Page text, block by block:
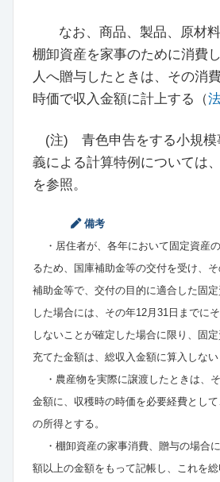
なお、商品、製品、原材
棚卸資産を家事のために消費
人へ贈与したときは、その消
時価で収入金額に計上する（
(注) 青色申告をする小規模
義による計算特例については
を参照。
備考
居住者が、各年において固定資産
るため、国庫補助金等の交付を受け、
補助金等で、交付の目的に適合した固
した場合には、その年12月31日までに
しないことが確定した場合に限り、固
充てた金額は、総収入金額に算入しない
農産物を実際に譲渡したときは、
金額に、収穫時の時価を必要経費とし
の所得とする。
棚卸資産の家事消費、贈与の場合
額以上の金額をもって記帳し、これを